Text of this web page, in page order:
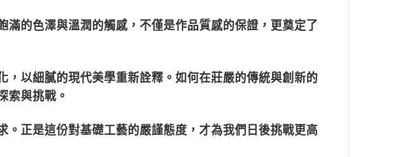
的色澤與溫潤的觸感，不僅是作品質感的保證，更奠定了
以細膩的現代美學重新詮釋。如何在莊嚴的傳統與創新的
索與挑戰。
正是這份對基礎工藝的嚴謹態度，才為我們日後挑戰更高